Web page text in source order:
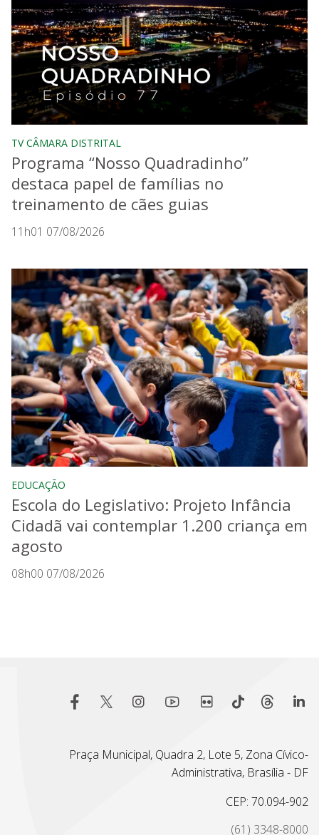
TV CÂMARA DISTRITAL
Programa “Nosso Quadradinho”
destaca papel de famílias no
treinamento de cães guias
11h01 07/08/2026
EDUCAÇÃO
Escola do Legislativo: Projeto Infância
Cidadã vai contemplar 1.200 criança em
agosto
08h00 07/08/2026
Praça Municipal, Quadra 2, Lote 5, Zona Cívico-
Administrativa, Brasília - DF
CEP: 70.094-902
(61) 3348-8000